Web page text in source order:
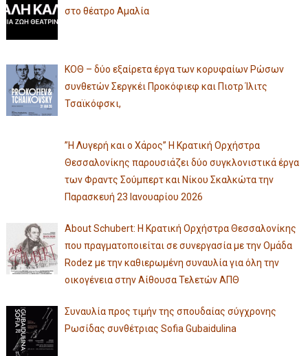
στο θέατρο Αμαλία
ΚΟΘ – δύο εξαίρετα έργα των κορυφαίων Ρώσων
συνθετών Σεργκέι Προκόφιεφ και Πιοτρ Ίλιτς
Τσαϊκόφσκι,
”Η Λυγερή και ο Χάρος” Η Κρατική Ορχήστρα
Θεσσαλονίκης παρουσιάζει δύο συγκλονιστικά έργα
των Φραντς Σούμπερτ και Νίκου Σκαλκώτα την
Παρασκευή 23 Ιανουαρίου 2026
About Schubert: Η Κρατική Ορχήστρα Θεσσαλονίκης
που πραγματοποιείται σε συνεργασία με την Ομάδα
Rodez με την καθιερωμένη συναυλία για όλη την
οικογένεια στην Αίθουσα Τελετών ΑΠΘ
Συναυλία προς τιμήν της σπουδαίας σύγχρονης
Ρωσίδας συνθέτριας Sofia Gubaidulina